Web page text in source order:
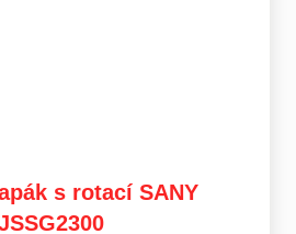
s rotací SANY